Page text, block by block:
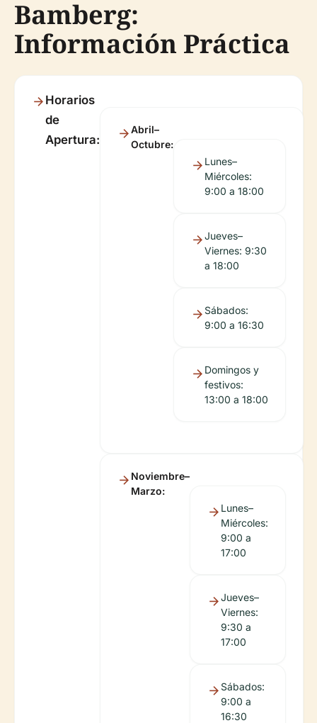
Bamberg:
Información Práctica
Horarios
de
Apertura:
Abril–
Octubre:
Lunes–
Miércoles:
9:00 a 18:00
Jueves–
Viernes: 9:30
a 18:00
Sábados:
9:00 a 16:30
Domingos y
festivos:
13:00 a 18:00
Noviembre–
Marzo:
Lunes–
Miércoles:
9:00 a
17:00
Jueves–
Viernes:
9:30 a
17:00
Sábados:
9:00 a
16:30